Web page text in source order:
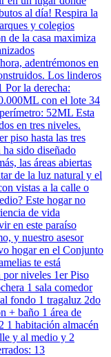
al día! Respira la
y colegios
de la casa maximiza
adentrémonos en
Los linderos
Por la derecha:
con el lote 34
52ML Esta
en tres niveles.
piso hasta las tres
sido diseñado
las áreas abiertas
de la luz natural y el
vistas a la calle o
Este hogar no
de vida
en este paraíso
y nuestro asesor
hogar en el Conjunto
te está
niveles 1er Piso
1 sala comedor
fondo 1 tragaluz 2do
+ baño 1 área de
1 habitación almacén
y al medio y 2
13